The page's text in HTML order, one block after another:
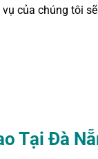
của chúng tôi sẽ
Tại Đà